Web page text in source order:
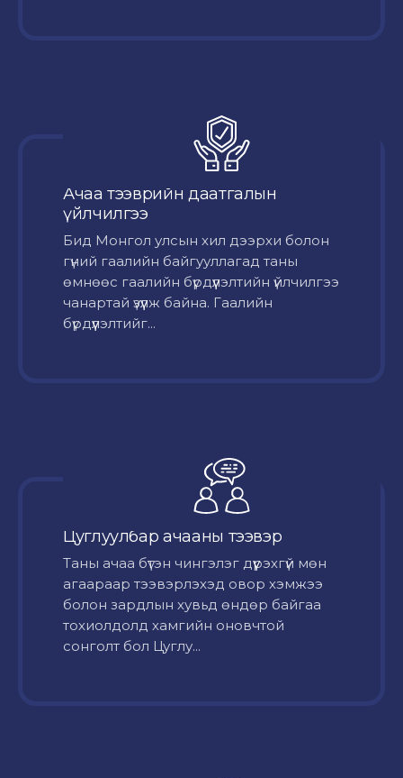
Ачаа тээврийн даатгалын
үйлчилгээ
Бид Монгол улсын хил дээрхи болон
гүний гаалийн байгууллагад таны
өмнөөс гаалийн бүрдүүлэлтийн үйлчилгээ
чанартай үзүүлж байна. Гаалийн
бүрдүүлэлтийг...
Цуглуулбар ачааны тээвэр
Таны ачаа бүтэн чингэлэг дүүрэхгүй мөн
агаараар тээвэрлэхэд овор хэмжээ
болон зардлын хувьд өндөр байгаа
тохиолдолд хамгийн оновчтой
сонголт бол Цуглу...